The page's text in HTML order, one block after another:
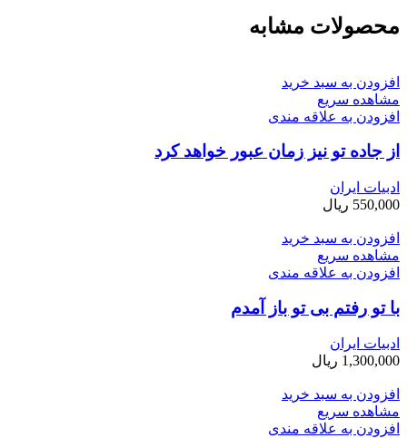
محصولات مشابه
افزودن به سبد خرید
مشاهده سریع
افزودن به علاقه مندی
از جاده تو نیز زمان عبور خواهد کرد
ادبیات ایران
550,000 ریال
افزودن به سبد خرید
مشاهده سریع
افزودن به علاقه مندی
با تو رفتم بی ­تو باز آمدم
ادبیات ایران
1,300,000 ریال
افزودن به سبد خرید
مشاهده سریع
افزودن به علاقه مندی